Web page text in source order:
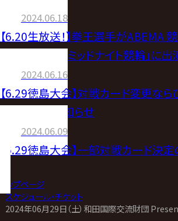
2024.06.18
【6.20生放送！】拳王選手がABEMA
「WINTICKET ミッドナイト競輪」に出
2024.06.16
【6.29徳島大会】対戦カード変更な
ード決定のお知らせ
2024.06.09
【6.29徳島大会】一部対戦カード決
トップページ
>スケジュール・チケット
2024年06月29日（土）和田国際交流財団